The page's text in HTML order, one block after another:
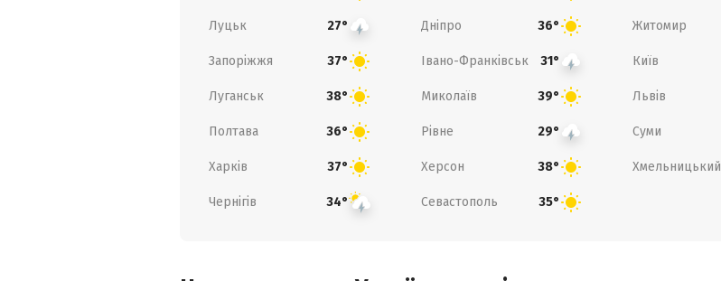
Луцьк 27° Дніпро 36° Житомир
Запоріжжя 37° Івано-Франківськ 31° Київ
Луганськ 38° Миколаїв 39° Львів
Полтава 36° Рівне 29° Суми
Харків 37° Херсон 38° Хмельницький
Чернігів 34° Севастополь 35°